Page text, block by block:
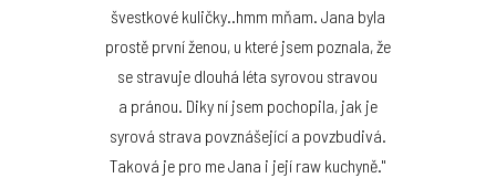
Lucie El Gabbaniová
švestkové kuličky..hmm mňam. Jana byla
prostě první ženou, u které jsem poznala, že
se stravuje dlouhá léta syrovou stravou
a pránou. Diky ní jsem pochopila, jak je
syrová strava povznášející a povzbudivá.
Taková je pro me Jana i její raw kuchyně."
Michaela Benešová